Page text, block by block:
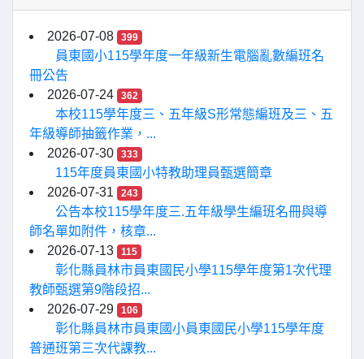
2026-07-08 399
員東國小115學年度一年級新生電腦亂數編班名
冊公告
2026-07-24
362
本校115學年度三、五年級S形常態編班及三、五
年級導師抽籤作業，...
2026-07-30
333
115年度員東國小特教助理員甄選簡章
2026-07-31
243
公告本校115學年度三.五年級學生編班名冊與導
師名單如附件，核章...
2026-07-13
115
彰化縣員林市員東國民小學115學年度第1次代理
教師甄選第9階段招...
2026-07-29
106
彰化縣員林市員東國小員東國民小學115學年度
普通班第三次代課教...